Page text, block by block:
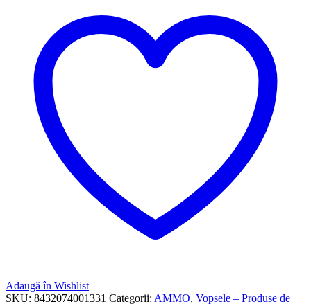
Adaugă în Wishlist
SKU: 8432074001331 Categorii: AMMO, Vopsele – Produse de